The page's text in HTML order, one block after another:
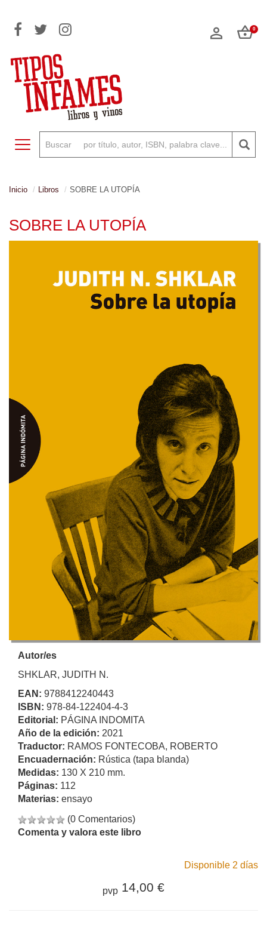
0
Toggle navigation
Inicio Libros SOBRE LA UTOPÍA
SOBRE LA UTOPÍA
Autor/es
SHKLAR, JUDITH N.
EAN: 9788412240443
ISBN: 978-84-122404-4-3
Editorial: PÁGINA INDOMITA
Año de la edición: 2021
Traductor: RAMOS FONTECOBA, ROBERTO
Encuadernación: Rústica (tapa blanda)
Medidas: 130 X 210 mm.
Páginas: 112
Materias: ensayo
(0 Comentarios)
Comenta y valora este libro
Disponible 2 días
pvp 14,00 €